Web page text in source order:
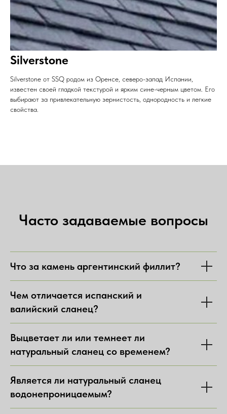
Silverstone
Silverstone от SSQ родом из Оренсе, северо-запад Испании,
известен своей гладкой текстурой и ярким сине-черным цветом. Его
выбирают за привлекательную зернистость, однородность и легкие
свойства.
Часто задаваемые вопросы
Что за камень аргентинский филлит?
Чем отличается испанский и
валийский сланец?
Выцветает ли или темнеет ли
натуральный сланец со временем?
Является ли натуральный сланец
водонепроницаемым?